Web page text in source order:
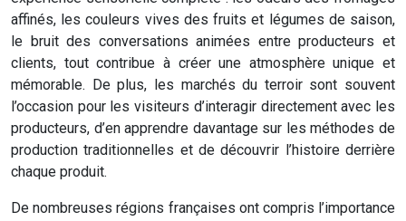
affinés, les couleurs vives des fruits et légumes de saison,
le bruit des conversations animées entre producteurs et
clients, tout contribue à créer une atmosphère unique et
mémorable. De plus, les marchés du terroir sont souvent
l’occasion pour les visiteurs d’interagir directement avec les
producteurs, d’en apprendre davantage sur les méthodes de
production traditionnelles et de découvrir l’histoire derrière
chaque produit.
De nombreuses régions françaises ont compris l’importance